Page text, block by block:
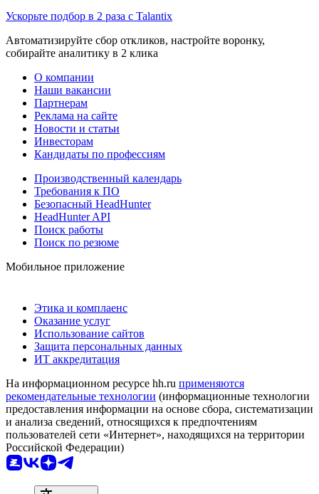
Ускорьте подбор в 2 раза с Talantix
Автоматизируйте сбор откликов, настройте воронку,
собирайте аналитику в 2 клика
О компании
Наши вакансии
Партнерам
Реклама на сайте
Новости и статьи
Инвесторам
Кандидаты по профессиям
Производственный календарь
Требования к ПО
Безопасный HeadHunter
HeadHunter API
Поиск работы
Поиск по резюме
Мобильное приложение
Этика и комплаенс
Оказание услуг
Использование сайтов
Защита персональных данных
ИТ аккредитация
На информационном ресурсе hh.ru применяются
рекомендательные технологии (информационные технологии
предоставления информации на основе сбора, систематизации
и анализа сведений, относящихся к предпочтениям
пользователей сети «Интернет», находящихся на территории
Российской Федерации)